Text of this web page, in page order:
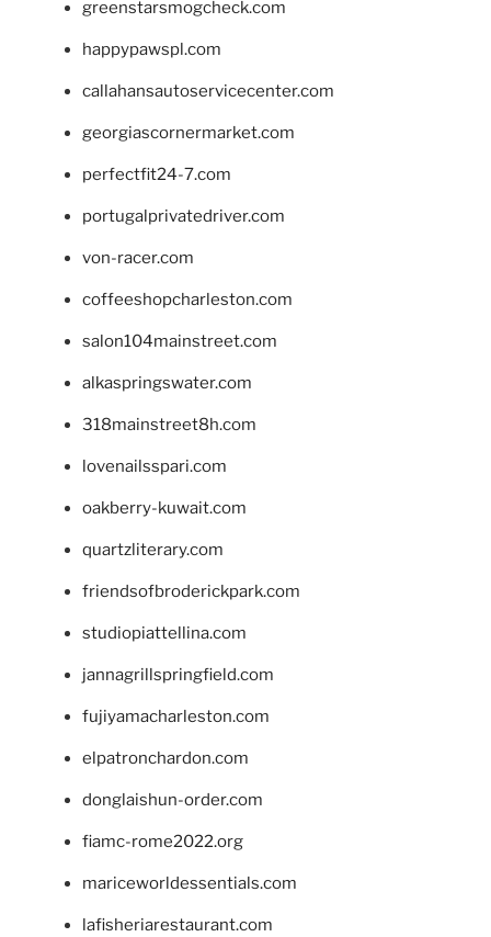
greenstarsmogcheck.com
happypawspl.com
callahansautoservicecenter.com
georgiascornermarket.com
perfectfit24-7.com
portugalprivatedriver.com
von-racer.com
coffeeshopcharleston.com
salon104mainstreet.com
alkaspringswater.com
318mainstreet8h.com
lovenailsspari.com
oakberry-kuwait.com
quartzliterary.com
friendsofbroderickpark.com
studiopiattellina.com
jannagrillspringfield.com
fujiyamacharleston.com
elpatronchardon.com
donglaishun-order.com
fiamc-rome2022.org
mariceworldessentials.com
lafisheriarestaurant.com